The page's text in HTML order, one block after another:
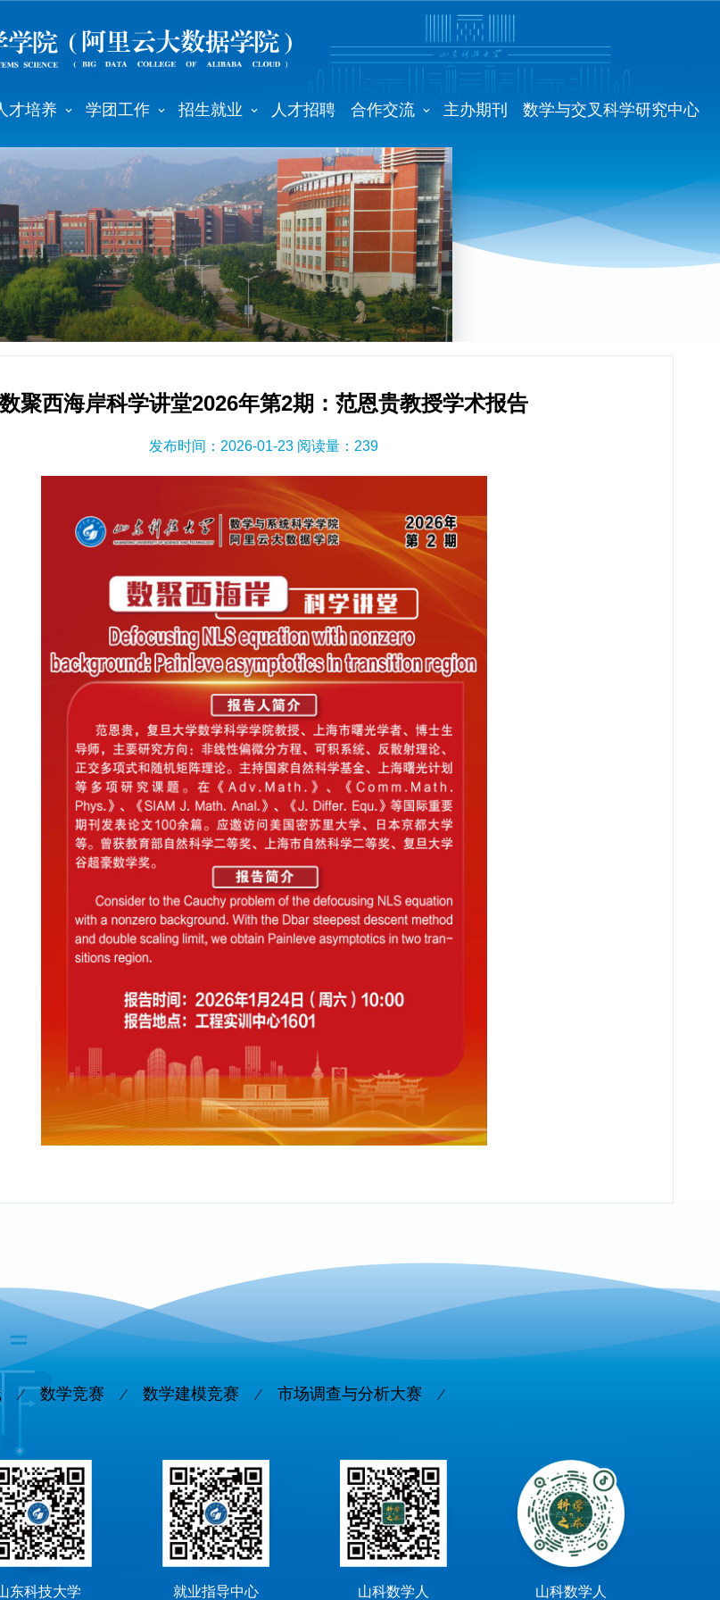
才培养 学团工作 招生就业 人才招聘 合作交流 主办期刊 数学与交叉科学研究中心
数聚西海岸科学讲堂2026年第2期：范恩贵教授学术报告
发布时间：2026-01-23 阅读量： 239
数学竞赛 数学建模竞赛 市场调查与分析大赛
东科技大学
就业指导中心 山科数学人 山科数学人